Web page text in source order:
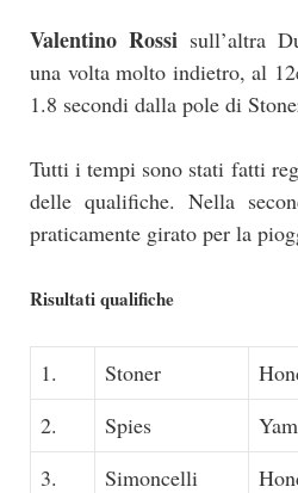
Valentino Rossi sull’altra
una volta molto indietro, al
1.8 secondi dalla pole di
Tutti i tempi sono stati fatti
delle qualifiche. Nella
praticamente girato per la
Risultati qualifiche
1. Stoner
2.
Spies
3.
Simoncelli